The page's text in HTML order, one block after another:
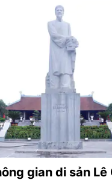
gian di sản Lê